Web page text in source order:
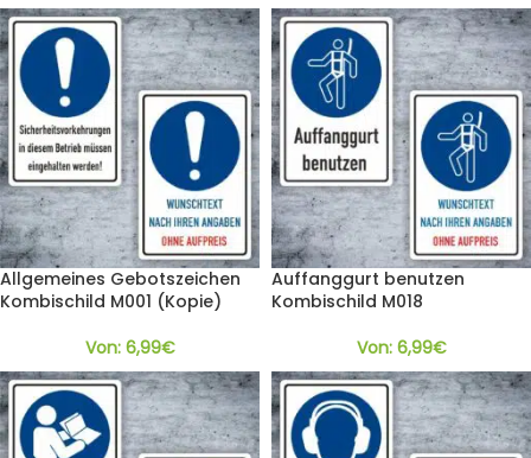
Allgemeines Gebotszeichen
Kombischild M001 (Kopie)
Von: 6,99€
Auffanggurt benutzen
Kombischild M018
Von: 6,99€